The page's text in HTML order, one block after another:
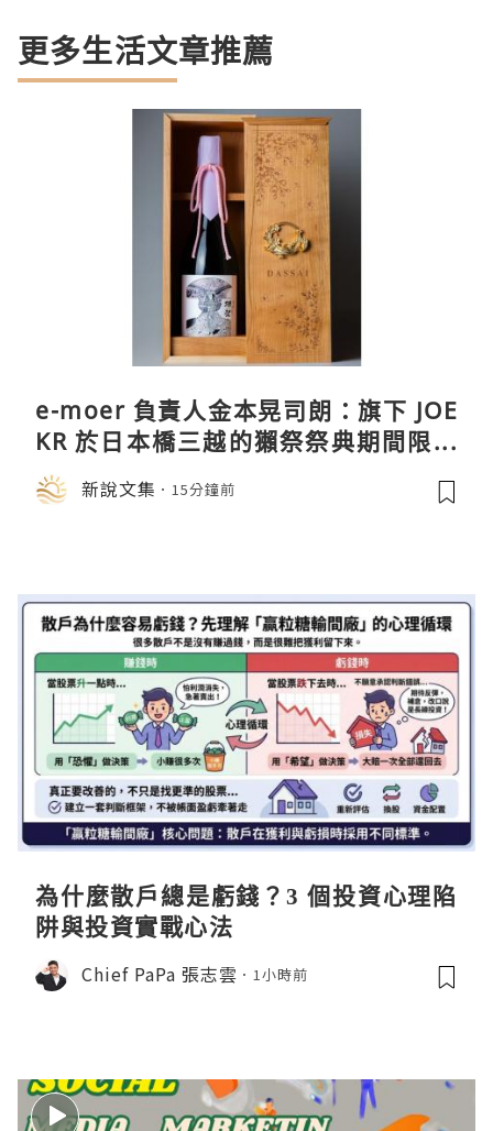
更多生活文章推薦
e-moer 負責人金本晃司朗：旗下 JOE
KR 於日本橋三越的獺祭祭典期間限定
店中，與日伸貴金属的東京銀器工匠一
同參展新說文集 15分鐘前
為什麼散戶總是虧錢？3 個投資心理陷
阱與投資實戰心法
Chief PaPa 張志雲 1小時前